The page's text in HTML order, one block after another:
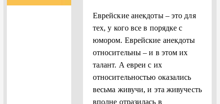
Еврейские анекдоты – это для
тех, у кого все в порядке с
юмором. Еврейские анекдоты
относительны – и в этом их
талант. А евреи с их
относительностью оказались
весьма живучи, и эта живучесть
вполне отразилась в